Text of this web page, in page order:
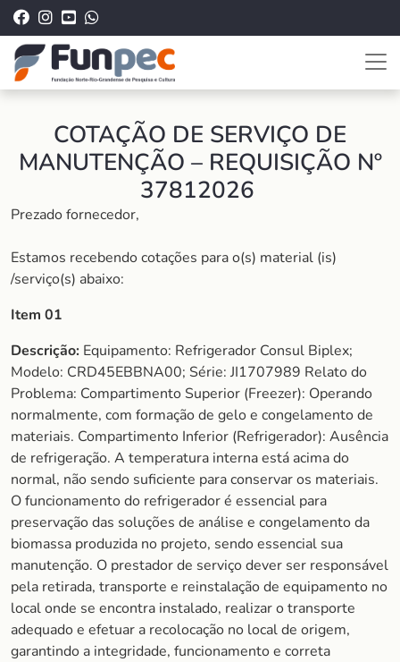
COTAÇÃO DE SERVIÇO DE
MANUTENÇÃO – REQUISIÇÃO Nº
37812026
Prezado fornecedor,
Estamos recebendo cotações para o(s) material (is)
/serviço(s) abaixo:
Item 01
Descrição: Equipamento: Refrigerador Consul Biplex;
Modelo: CRD45EBBNA00; Série: JI1707989 Relato do
Problema: Compartimento Superior (Freezer): Operando
normalmente, com formação de gelo e congelamento de
materiais. Compartimento Inferior (Refrigerador): Ausência
de refrigeração. A temperatura interna está acima do
normal, não sendo suficiente para conservar os materiais.
O funcionamento do refrigerador é essencial para
preservação das soluções de análise e congelamento da
biomassa produzida no projeto, sendo essencial sua
manutenção. O prestador de serviço dever ser responsável
pela retirada, transporte e reinstalação de equipamento no
local onde se encontra instalado, realizar o transporte
adequado e efetuar a recolocação no local de origem,
garantindo a integridade, funcionamento e correta